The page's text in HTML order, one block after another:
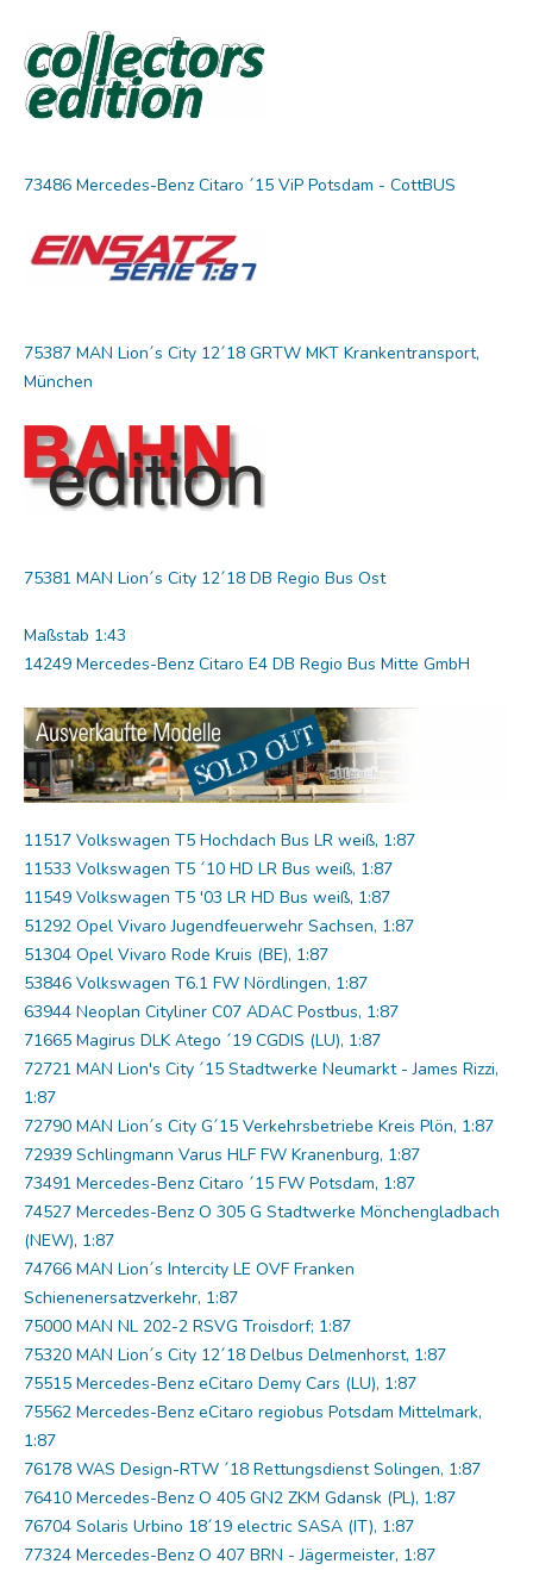
73486 Mercedes-Benz Citaro ´15 ViP Potsdam - CottBUS
75387 MAN Lion´s City 12´18 GRTW MKT Krankentransport,
München
75381 MAN Lion´s City 12´18 DB Regio Bus Ost
Maßstab 1:43
14249 Mercedes-Benz Citaro E4 DB Regio Bus Mitte GmbH
11517 Volkswagen T5 Hochdach Bus LR weiß, 1:87
11533 Volkswagen T5 ´10 HD LR Bus weiß, 1:87
11549 Volkswagen T5 '03 LR HD Bus weiß, 1:87
51292 Opel Vivaro Jugendfeuerwehr Sachsen, 1:87
51304 Opel Vivaro Rode Kruis (BE), 1:87
53846 Volkswagen T6.1 FW Nördlingen, 1:87
63944 Neoplan Cityliner C07 ADAC Postbus, 1:87
71665 Magirus DLK Atego ´19 CGDIS (LU), 1:87
72721 MAN Lion's City ´15 Stadtwerke Neumarkt - James Rizzi,
1:87
72790 MAN Lion´s City G´15 Verkehrsbetriebe Kreis Plön, 1:87
72939 Schlingmann Varus HLF FW Kranenburg, 1:87
73491 Mercedes-Benz Citaro ´15 FW Potsdam, 1:87
74527 Mercedes-Benz O 305 G Stadtwerke Mönchengladbach
(NEW), 1:87
74766 MAN Lion´s Intercity LE OVF Franken
Schienenersatzverkehr, 1:87
75000 MAN NL 202-2 RSVG Troisdorf; 1:87
75320 MAN Lion´s City 12´18 Delbus Delmenhorst, 1:87
75515 Mercedes-Benz eCitaro Demy Cars (LU), 1:87
75562 Mercedes-Benz eCitaro regiobus Potsdam Mittelmark,
1:87
76178 WAS Design-RTW ´18 Rettungsdienst Solingen, 1:87
76410 Mercedes-Benz O 405 GN2 ZKM Gdansk (PL), 1:87
76704 Solaris Urbino 18´19 electric SASA (IT), 1:87
77324 Mercedes-Benz O 407 BRN - Jägermeister, 1:87